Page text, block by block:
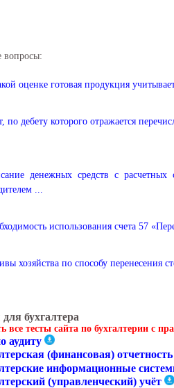
вопросы:
оценке готовая продукция
по дебету которого отражается
денежных средств с
...
использования счета 57
хозяйства по способу перенесения
бухгалтера
все тесты сайта по бухгалтерии с
аудиту
(финансовая) отчетность
информационные
(управленческий) учёт